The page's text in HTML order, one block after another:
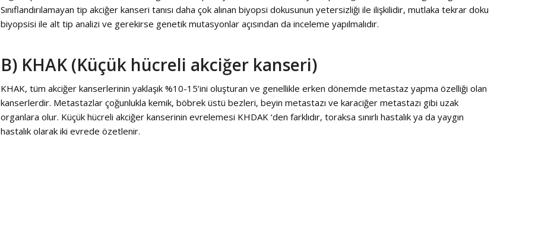
Sınıflandırılamayan tip akciğer kanseri tanısı daha çok alınan biyopsi dokusunun yetersizliği ile ilişkilidir, mutlaka tekrar doku
biyopsisi ile alt tip analizi ve gerekirse genetik mutasyonlar açısından da inceleme yapılmalıdır.
B) KHAK (Küçük hücreli akciğer kanseri)
KHAK, tüm akciğer kanserlerinin yaklaşık %10-15’ini oluşturan ve genellikle erken dönemde metastaz yapma özelliği olan
kanserlerdir. Metastazlar çoğunlukla kemik, böbrek üstü bezleri, beyin metastazı ve karaciğer metastazı gibi uzak
organlara olur. Küçük hücreli akciğer kanserinin evrelemesi KHDAK ‘den farklıdır, toraksa sınırlı hastalık ya da yaygın
hastalık olarak iki evrede özetlenir.